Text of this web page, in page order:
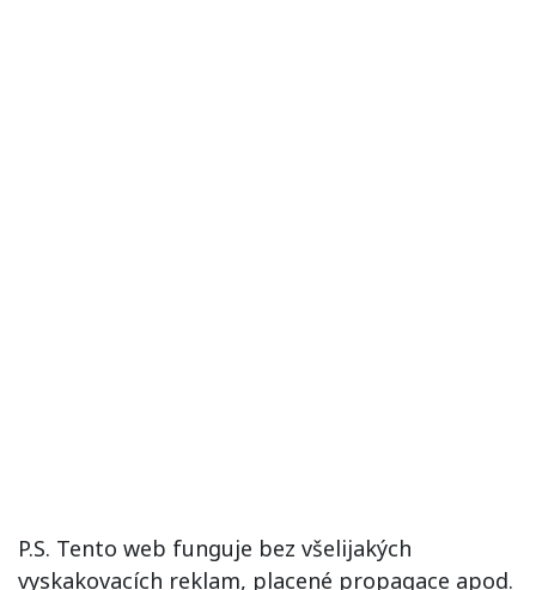
P.S. Tento web funguje bez všelijakých
vyskakovacích reklam, placené propagace apod.